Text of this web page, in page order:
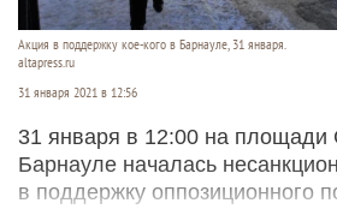
Акция в поддержку кое-кого в Барнауле, 31 января.
altapress.ru
31 января 2021 в 12:56
31 января в 12:00 на площади
Барнауле началась
в поддержку оппозиционного